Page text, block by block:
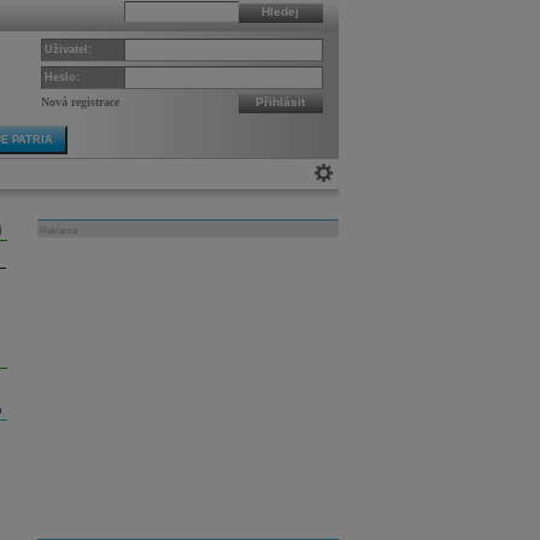
Hledej
Uživatel:
Heslo:
Nová registrace Přihlásit
PATRIA
Reklama